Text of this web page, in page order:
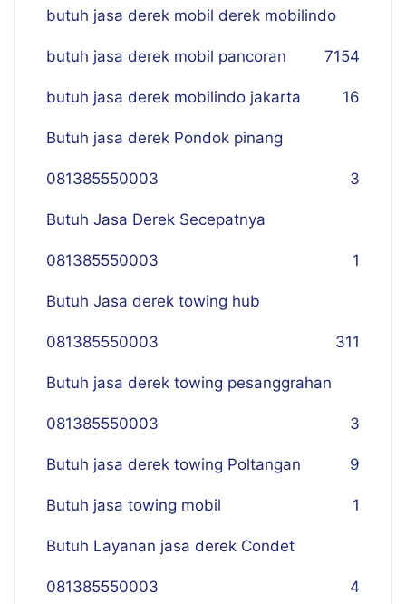
butuh jasa derek mobil derek mobilindo
154
butuh jasa derek mobil pancoran 7
butuh jasa derek mobilindo jakarta 16
Butuh jasa derek Pondok pinang
081385550003 3
Butuh Jasa Derek Secepatnya
081385550003 1
Butuh Jasa derek towing hub
081385550003 311
Butuh jasa derek towing pesanggrahan
081385550003 3
Butuh jasa derek towing Poltangan 9
Butuh jasa towing mobil 1
Butuh Layanan jasa derek Condet
081385550003 4